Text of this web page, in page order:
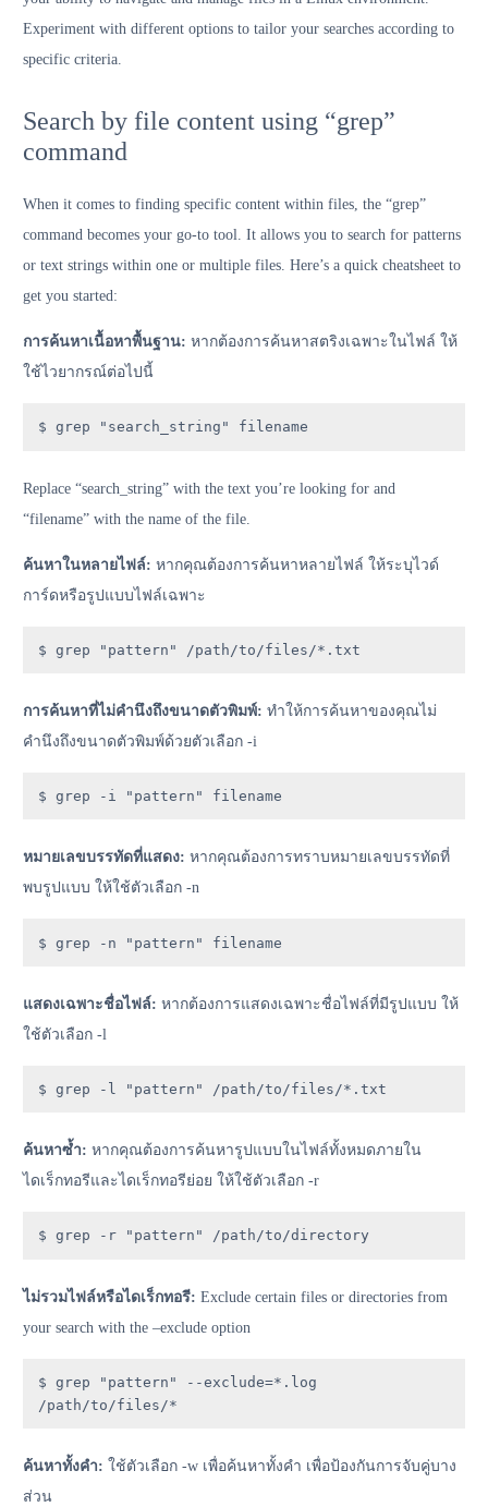
Experiment with different options to tailor your searches according to
specific criteria.
Search by file content using “grep”
command
When it comes to finding specific content within files, the “grep”
command becomes your go-to tool. It allows you to search for patterns
or text strings within one or multiple files. Here’s a quick cheatsheet to
get you started:
การค้นหาเนื้อหาพื้นฐาน: หากต้องการค้นหาสตริงเฉพาะในไฟล์ ให้
ใช้ไวยากรณ์ต่อไปนี้
$ grep "search_string" filename
Replace “search_string” with the text you’re looking for and
“filename” with the name of the file.
ค้นหาในหลายไฟล์: หากคุณต้องการค้นหาหลายไฟล์ ให้ระบุไวด์
การ์ดหรือรูปแบบไฟล์เฉพาะ
$ grep "pattern" /path/to/files/*.txt
การค้นหาที่ไม่คำนึงถึงขนาดตัวพิมพ์: ทำให้การค้นหาของคุณไม่
คำนึงถึงขนาดตัวพิมพ์ด้วยตัวเลือก -i
$ grep -i "pattern" filename
หมายเลขบรรทัดที่แสดง: หากคุณต้องการทราบหมายเลขบรรทัดที่
พบรูปแบบ ให้ใช้ตัวเลือก -n
$ grep -n "pattern" filename
แสดงเฉพาะชื่อไฟล์: หากต้องการแสดงเฉพาะชื่อไฟล์ที่มีรูปแบบ ให้
ใช้ตัวเลือก -l
$ grep -l "pattern" /path/to/files/*.txt
ค้นหาซ้ำ: หากคุณต้องการค้นหารูปแบบในไฟล์ทั้งหมดภายใน
ไดเร็กทอรีและไดเร็กทอรีย่อย ให้ใช้ตัวเลือก -r
$ grep -r "pattern" /path/to/directory
ไม่รวมไฟล์หรือไดเร็กทอรี: Exclude certain files or directories from
your search with the –exclude option
$ grep "pattern" --exclude=*.log
/path/to/files/*
ค้นหาทั้งคำ: ใช้ตัวเลือก -w เพื่อค้นหาทั้งคำ เพื่อป้องกันการจับคู่บาง
ส่วน